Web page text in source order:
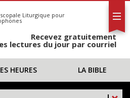
Liturgique pour
Recevez gratuitement
lectures du jour par courriel
HEURES LA BIBLE